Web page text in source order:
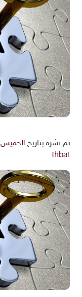
تم نشره بتاريخ الخميس 6 رجب 1434هـ 16-5-2013م
thbat